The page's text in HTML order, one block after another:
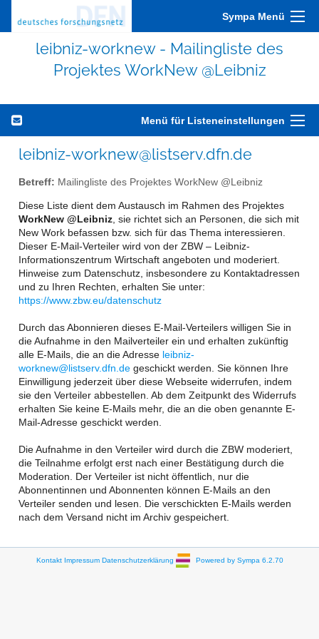
Sympa Menü
leibniz-worknew - Mailingliste des
Projektes WorkNew @Leibniz
Menü für Listeneinstellungen
leibniz-worknew@listserv.dfn.de
Betreff: Mailingliste des Projektes WorkNew @Leibniz
Diese Liste dient dem Austausch im Rahmen des Projektes
WorkNew @Leibniz, sie richtet sich an Personen, die sich mit
New Work befassen bzw. sich für das Thema interessieren.
Dieser E-Mail-Verteiler wird von der ZBW – Leibniz-
Informationszentrum Wirtschaft angeboten und moderiert.
Hinweise zum Datenschutz, insbesondere zu Kontaktadressen
und zu Ihren Rechten, erhalten Sie unter:
https://www.zbw.eu/datenschutz
Durch das Abonnieren dieses E-Mail-Verteilers willigen Sie in
die Aufnahme in den Mailverteiler ein und erhalten zukünftig
alle E-Mails, die an die Adresse leibniz-
worknew@listserv.dfn.de geschickt werden. Sie können Ihre
Einwilligung jederzeit über diese Webseite widerrufen, indem
sie den Verteiler abbestellen. Ab dem Zeitpunkt des Widerrufs
erhalten Sie keine E-Mails mehr, die an die oben genannte E-
Mail-Adresse geschickt werden.
Die Aufnahme in den Verteiler wird durch die ZBW moderiert,
die Teilnahme erfolgt erst nach einer Bestätigung durch die
Moderation. Der Verteiler ist nicht öffentlich, nur die
Abonnentinnen und Abonnenten können E-Mails an den
Verteiler senden und lesen. Die verschickten E-Mails werden
nach dem Versand nicht im Archiv gespeichert.
Kontakt Impressum Datenschutzerklärung Powered by Sympa 6.2.70